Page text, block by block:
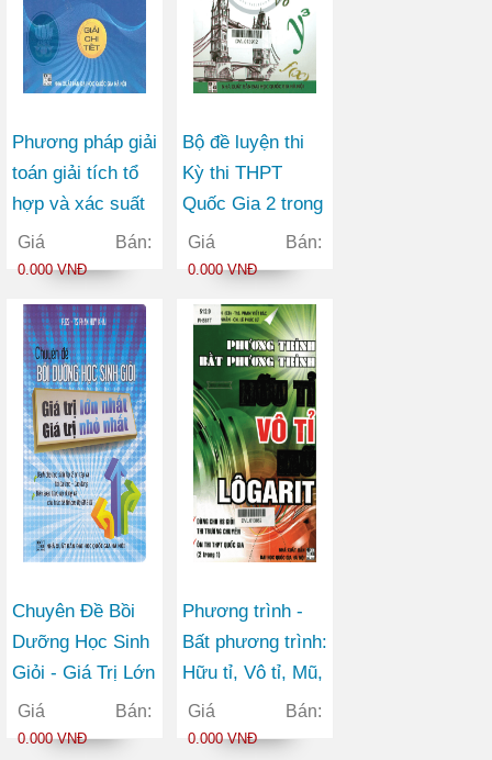
Phương pháp giải
toán giải tích tổ
hợp và xác suất
Giá Bán:
0.000 VNĐ
Bộ đề luyện thi
Kỳ thi THPT
Quốc Gia 2 trong
1 Toán – Văn –
Anh
Giá Bán:
0.000 VNĐ
Chuyên Đề Bồi
Dưỡng Học Sinh
Giỏi - Giá Trị Lớn
Nhất, Giá Trị Nhỏ
Nhất
Giá Bán:
0.000 VNĐ
Phương trình -
Bất phương trình:
Hữu tỉ, Vô tỉ, Mũ,
Lôgarit
Giá Bán:
0.000 VNĐ